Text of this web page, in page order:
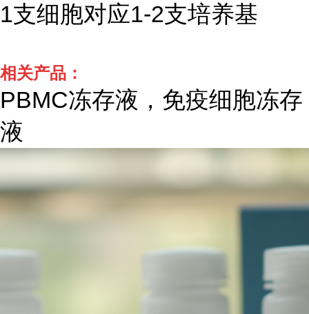
1支细胞对应1-2支培养基
相关产品：
PBMC冻存液，免疫细胞冻存
液